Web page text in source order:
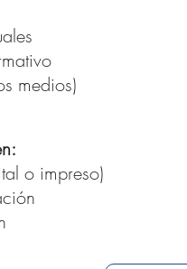
medios)
o impreso)